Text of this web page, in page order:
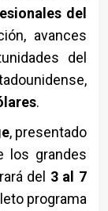
del
avances
del
.
, presentado
los grandes
del 3 al 7
programa